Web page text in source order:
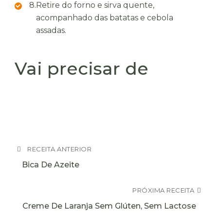
8.Retire do forno e sirva quente,
acompanhado das batatas e cebola
assadas.
Vai precisar de
RECEITA ANTERIOR
Bica De Azeite
PRÓXIMA RECEITA
Creme De Laranja Sem Glúten, Sem Lactose